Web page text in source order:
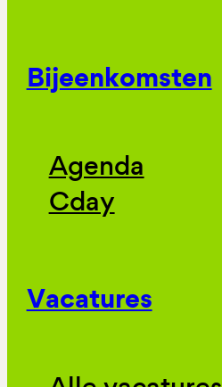
Bijeenkomsten
Agenda
Cday
Vacatures